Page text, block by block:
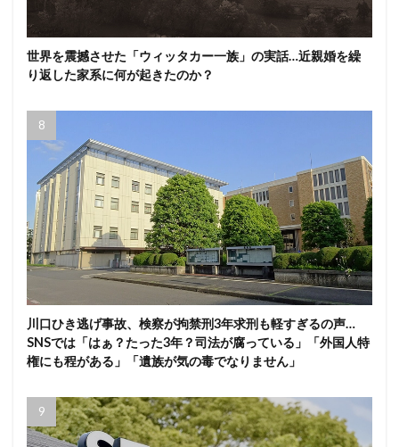
世界を震撼させた「ウィッタカー一族」の実話…近親婚を繰
り返した家系に何が起きたのか？
川口ひき逃げ事故、検察が拘禁刑3年求刑も軽すぎるの声…
SNSでは「はぁ？たった3年？司法が腐っている」「外国人特
権にも程がある」「遺族が気の毒でなりません」